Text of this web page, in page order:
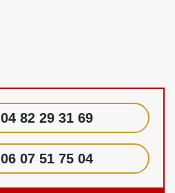
04 82 29 31 69
06 07 51 75 04